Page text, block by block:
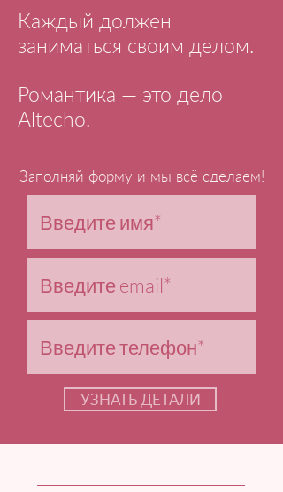
Каждый должен
заниматься своим делом.
Романтика — это дело
Altecho.
Заполняй форму и мы всё сделаем!
УЗНАТЬ ДЕТАЛИ